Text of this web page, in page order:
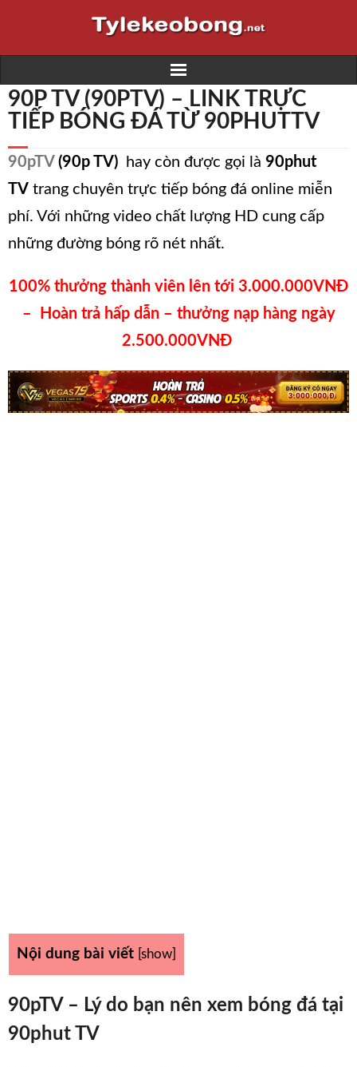
Home
Trực tiếp bóng đá K+
Kết quả bóng đá
Lịch thi đấu
Soi kèo
90P TV (90PTV) – LINK TRỰC
TIẾP BÓNG ĐÁ TỪ 90PHUTTV
90pTV (90p TV) hay còn được gọi là 90phut
TV trang chuyên trực tiếp bóng đá online miễn
phí. Với những video chất lượng HD cung cấp
những đường bóng rõ nét nhất.
100% thưởng thành viên lên tới 3.000.000VNĐ
– Hoàn trả hấp dẫn – thưởng nạp hàng ngày
2.500.000VNĐ
Nội dung bài viết show
90pTV – Lý do bạn nên xem bóng đá tại
90phut TV